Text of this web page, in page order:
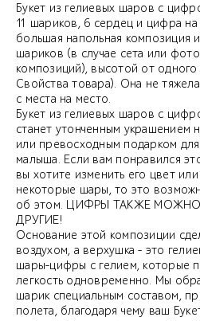
Букет из гелиевых шаров с
11 шариков, 6 сердец и цифра
большая напольная композиция
шариков (в случае сета или
композиций), высотой от
Свойства товара). Она не
с места на место.
Букет из гелиевых шаров с
станет утонченным украшением
или превосходным подарком
малыша. Если вам понравился
вы хотите изменить его цвет
некоторые шары, то это
об этом. ЦИФРЫ ТАКЖЕ
ДРУГИЕ!
Основание этой композиции
воздухом, а верхушка - это
шары-цифры с гелием, которые
легкость одновременно. Мы
шарик специальным составом,
полета, благодаря чему ваш